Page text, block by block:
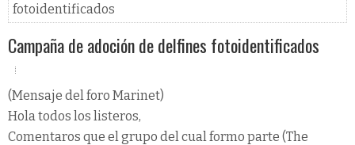
fotoidentificados
Campaña de adoción de delfines fotoidentificados
(Mensaje del foro Marinet)
Hola todos los listeros,
Comentaros que el grupo del cual formo parte (The